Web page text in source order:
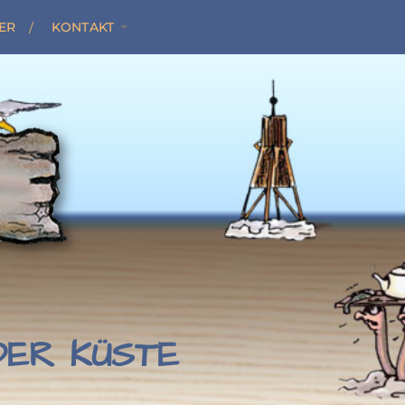
KONTAKT
KÜSTE